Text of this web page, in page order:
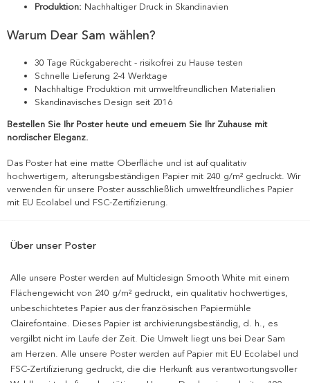
Produktion: Nachhaltiger Druck in Skandinavien
Warum Dear Sam wählen?
30 Tage Rückgaberecht - risikofrei zu Hause testen
Schnelle Lieferung 2-4 Werktage
Nachhaltige Produktion mit umweltfreundlichen Materialien
Skandinavisches Design seit 2016
Bestellen Sie Ihr Poster heute und erneuern Sie Ihr Zuhause mit
nordischer Eleganz.
Das Poster hat eine matte Oberfläche und ist auf qualitativ
hochwertigem, alterungsbeständigen Papier mit 240 g/m² gedruckt. Wir
verwenden für unsere Poster ausschließlich umweltfreundliches Papier
mit EU Ecolabel und FSC-Zertifizierung.
Über unser Poster
Alle unsere Poster werden auf Multidesign Smooth White mit einem
Flächengewicht von 240 g/m² gedruckt, ein qualitativ hochwertiges,
unbeschichtetes Papier aus der französischen Papiermühle
Clairefontaine. Dieses Papier ist archivierungsbeständig, d. h., es
vergilbt nicht im Laufe der Zeit. Die Umwelt liegt uns bei Dear Sam
am Herzen. Alle unsere Poster werden auf Papier mit EU Ecolabel und
FSC-Zertifizierung gedruckt, die die Herkunft aus verantwortungsvoller